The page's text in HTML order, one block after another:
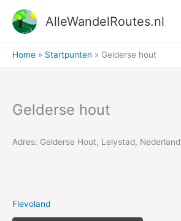
naar
AlleWandelRoutes.nl
Home Startpunten Gelderse hout
Gelderse hout
Adres: Gelderse Hout, Lelystad, Nederland
Flevoland